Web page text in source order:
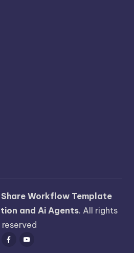
Share Workflow Template
and Ai Agents. All rights
reserved
Facebook
Youtube